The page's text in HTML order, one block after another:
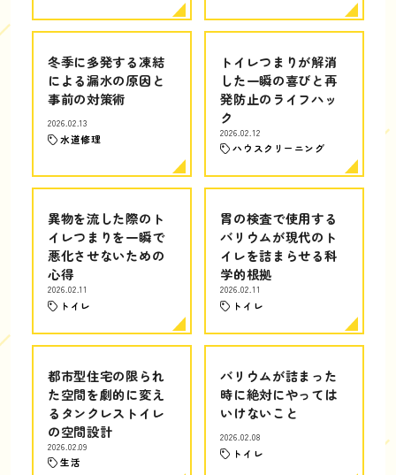
冬季に多発する凍結
による漏水の原因と
事前の対策術
2026.02.13
水道修理
トイレつまりが解消
した一瞬の喜びと再
発防止のライフハッ
ク
2026.02.12
ハウスクリーニング
異物を流した際のト
イレつまりを一瞬で
悪化させないための
心得
2026.02.11
トイレ
胃の検査で使用する
バリウムが現代のト
イレを詰まらせる科
学的根拠
2026.02.11
トイレ
都市型住宅の限られ
た空間を劇的に変え
るタンクレストイレ
の空間設計
2026.02.09
生活
バリウムが詰まった
時に絶対にやっては
いけないこと
2026.02.08
トイレ